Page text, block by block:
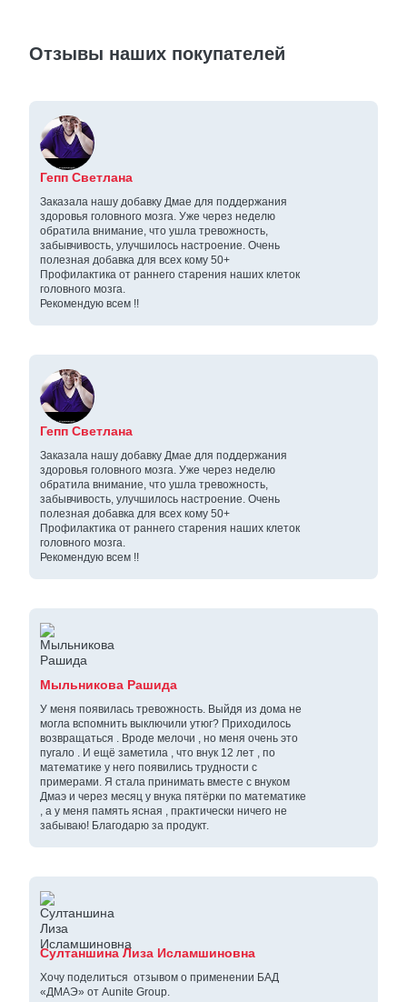
Отзывы наших покупателей
Гепп Светлана
Заказала нашу добавку Дмае для поддержания
здоровья головного мозга. Уже через неделю
обратила внимание, что ушла тревожность,
забывчивость, улучшилось настроение. Очень
полезная добавка для всех кому 50+
Профилактика от раннего старения наших клеток
головного мозга.
Рекомендую всем !!
Гепп Светлана
Заказала нашу добавку Дмае для поддержания
здоровья головного мозга. Уже через неделю
обратила внимание, что ушла тревожность,
забывчивость, улучшилось настроение. Очень
полезная добавка для всех кому 50+
Профилактика от раннего старения наших клеток
головного мозга.
Рекомендую всем !!
Мыльникова Рашида
У меня появилась тревожность. Выйдя из дома не
могла вспомнить выключили утюг? Приходилось
возвращаться . Вроде мелочи , но меня очень это
пугало . И ещё заметила , что внук 12 лет , по
математике у него появились трудности с
примерами. Я стала принимать вместе с внуком
Дмаэ и через месяц у внука пятёрки по математике
, а у меня память ясная , практически ничего не
забываю! Благодарю за продукт.
Султаншина Лиза Исламшиновна
Хочу поделиться отзывом о применении БАД
«ДМАЭ» от Aunite Group.